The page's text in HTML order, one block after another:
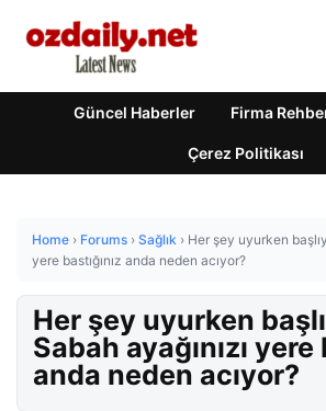
Güncel Haberler Firma
Çerez Politikası
Home › Forums › Sağlık › Her şey uyurken
yere bastığınız anda neden acıyor?
Her şey uyurken
Sabah ayağınızı yere
anda neden acıyor?